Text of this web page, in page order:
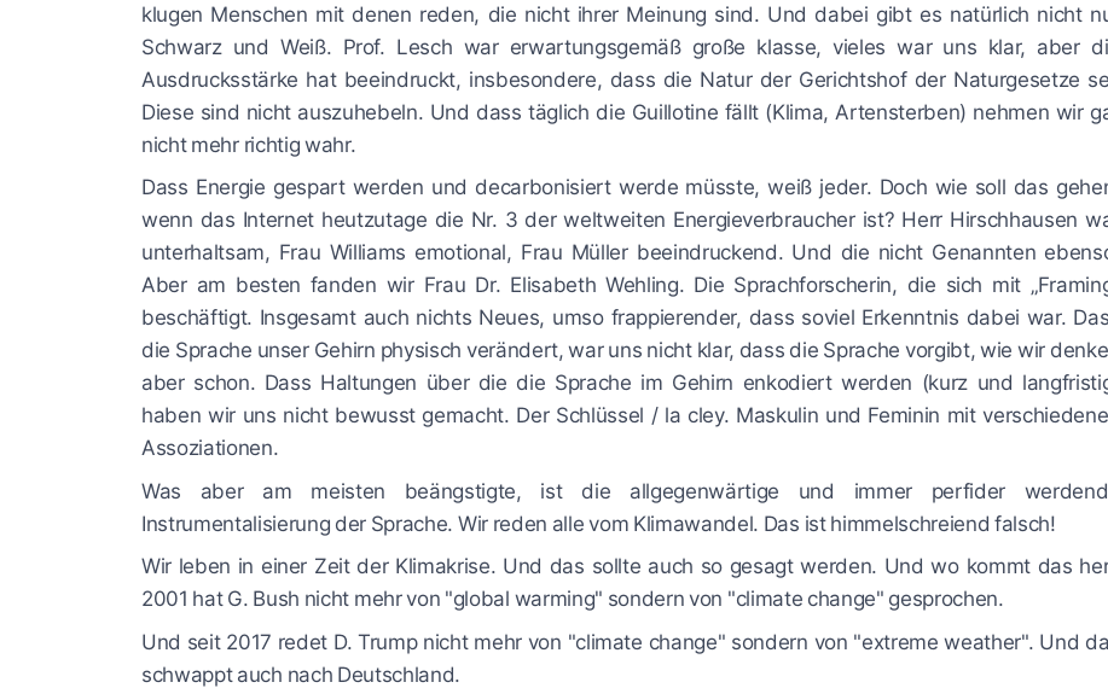
klugen Menschen mit denen reden, die nicht ihrer Meinung sind. Und dabei gibt es natürlich nicht
Schwarz und Weiß. Prof. Lesch war erwartungsgemäß große klasse, vieles war uns klar, aber
Ausdrucksstärke hat beeindruckt, insbesondere, dass die Natur der Gerichtshof der Naturgesetze
Diese sind nicht auszuhebeln. Und dass täglich die Guillotine fällt (Klima, Artensterben) nehmen wir
nicht mehr richtig wahr.
Dass Energie gespart werden und decarbonisiert werde müsste, weiß jeder. Doch wie soll das
wenn das Internet heutzutage die Nr. 3 der weltweiten Energieverbraucher ist? Herr Hirschhausen
unterhaltsam, Frau Williams emotional, Frau Müller beeindruckend. Und die nicht Genannten
Aber am besten fanden wir Frau Dr. Elisabeth Wehling. Die Sprachforscherin, die sich mit
beschäftigt. Insgesamt auch nichts Neues, umso frappierender, dass soviel Erkenntnis dabei war.
die Sprache unser Gehirn physisch verändert, war uns nicht klar, dass die Sprache vorgibt, wie wir
aber schon. Dass Haltungen über die die Sprache im Gehirn enkodiert werden (kurz und
haben wir uns nicht bewusst gemacht. Der Schlüssel / la cley. Maskulin und Feminin mit
Assoziationen.
Was aber am meisten beängstigte, ist die allgegenwärtige und immer perfider
Instrumentalisierung der Sprache. Wir reden alle vom Klimawandel. Das ist himmelschreiend falsch!
Wir leben in einer Zeit der Klimakrise. Und das sollte auch so gesagt werden. Und wo kommt das
2001 hat G. Bush nicht mehr von "global warming" sondern von "climate change" gesprochen.
Und seit 2017 redet D. Trump nicht mehr von "climate change" sondern von "extreme weather". Und
schwappt auch nach Deutschland.